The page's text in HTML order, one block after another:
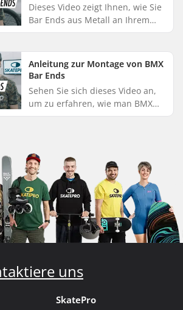
Dieses Video zeigt Ihnen, wie Sie
Bar Ends aus Metall an Ihrem
Lenker befestigen können:
in den Lenker. Ziehen Sie di...
Anleitung zur Montage von BMX
Bar Ends
Sehen Sie sich dieses Video an,
um zu erfahren, wie man BMX
Bar Ends montiert: Beginnen Sie
uns
SkatePro